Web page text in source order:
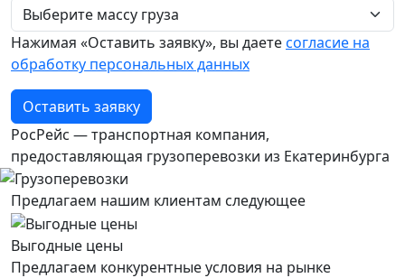
Нажимая «Оставить заявку», вы даетесогласие на
обработку персональных данных
Оставить заявку
РосРейс — транспортная компания,
предоставляющая грузоперевозки из Екатеринбурга
Предлагаем нашим клиентам следующее
Выгодные цены
Предлагаем конкурентные условия на рынке